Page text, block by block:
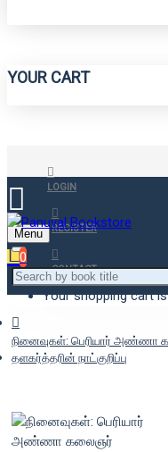
YOUR CART
LOGIN
REGISTER
CONTACT
Menu
0
Your shopping cart
நினைவுகள்: பெரியார் அண்ணா
தளகர்த்தரின் நாட்குறிப்பு